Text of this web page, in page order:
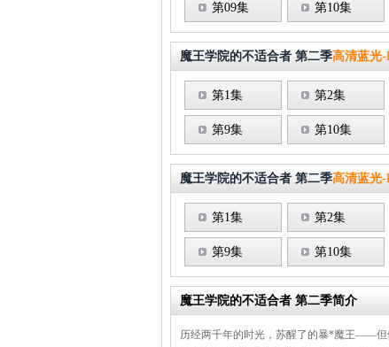
第09集 第10集
魔王学院的不适合者 第二季高清蓝光
第1集 第2集
第9集 第10集
魔王学院的不适合者 第二季高清蓝光
第1集 第2集
第9集 第10集
魔王学院的不适合者 第二季简介
历经两千年的时光，苏醒了的暴*魔王——但